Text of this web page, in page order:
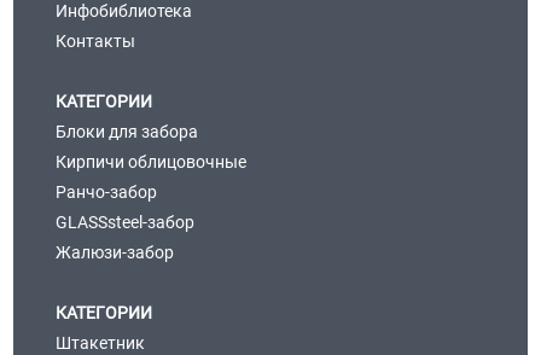
Инфобиблиотека
Контакты
КАТЕГОРИИ
Блоки для забора
Кирпичи облицовочные
Ранчо-забор
GLASSsteel-забор
Жалюзи-забор
КАТЕГОРИИ
Штакетник